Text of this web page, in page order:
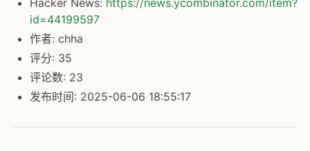
id=44199597
作者: chha
评分: 35
评论数: 23
发布时间: 2025-06-06 18:55:17